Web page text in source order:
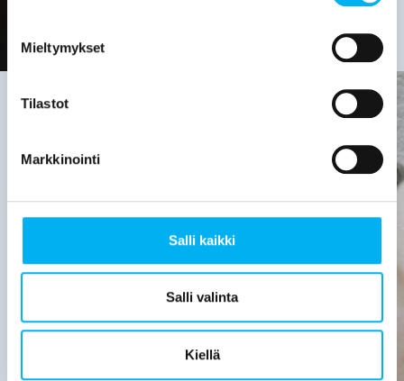
Mieltymykset
Tilastot
Markkinointi
Salli kaikki
Salli valinta
Kiellä
Viemäriremontin
hyvä
selvittää,
kun:
on yli 30